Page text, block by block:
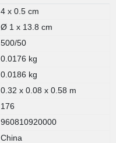
4 x 0.5 cm
Ø 1 x 13.8 cm
500/50
0.0176 kg
0.0186 kg
0.32 x 0.08 x 0.58 m
176
960810920000
China